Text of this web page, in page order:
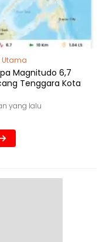
Utama
Magnitudo 6,7
Tenggara Kota
yang lalu